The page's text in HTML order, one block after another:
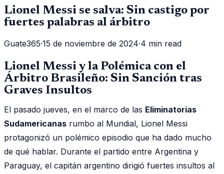
Lionel Messi se salva: Sin castigo por
fuertes palabras al árbitro
Guate365·15 de noviembre de 2024·4 min read
Lionel Messi y la Polémica con el
Árbitro Brasileño: Sin Sanción tras
Graves Insultos
El pasado jueves, en el marco de las Eliminatorias
Sudamericanas rumbo al Mundial, Lionel Messi
protagonizó un polémico episodio que ha dado mucho
de qué hablar. Durante el partido entre Argentina y
Paraguay, el capitán argentino dirigió fuertes insultos al